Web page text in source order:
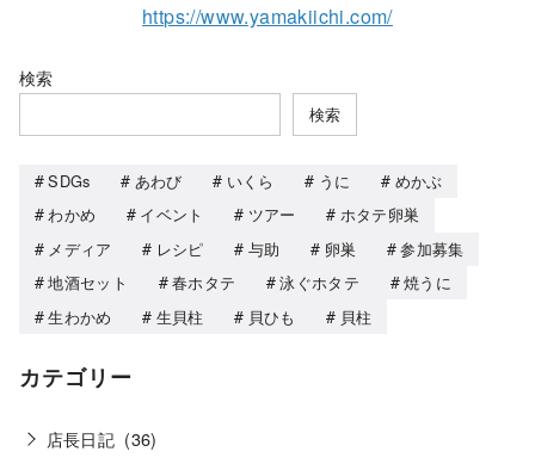
https://www.yamakiichi.com/
検索
検索
SDGs あわび いくら うに
めかぶ
わかめ
イベント ツアー
ホタテ卵巣
メディア
レシピ 与助 卵巣
参加募集
地酒セット
春ホタテ 泳ぐホタテ
焼うに
生わかめ
生貝柱 貝ひも 貝柱
カテゴリー
店長日記 (36)